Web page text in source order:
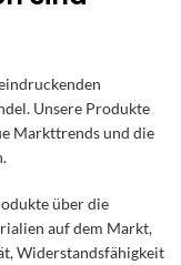
Unsere Produkte
Markttrends und die
über die
auf dem Markt,
Widerstandsfähigkeit